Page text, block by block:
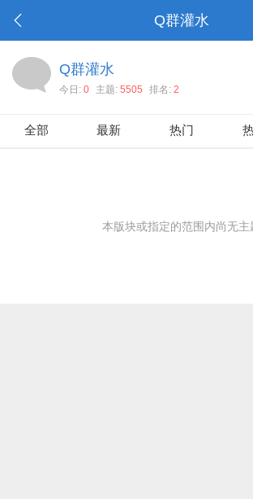
Q群灌水
Q群灌水
今日: 0 主题: 5505 排名: 2
全部 最新 热门
本版块或指定的范围内尚无主